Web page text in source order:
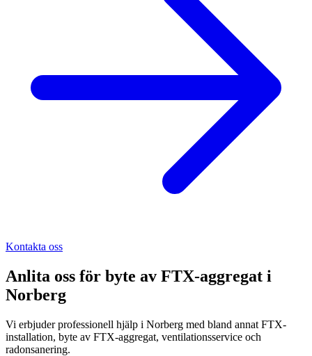
Kontakta oss
Anlita oss för byte av FTX-aggregat i
Norberg
Vi erbjuder professionell hjälp i Norberg med bland annat FTX-
installation, byte av FTX-aggregat, ventilationsservice och
radonsanering.